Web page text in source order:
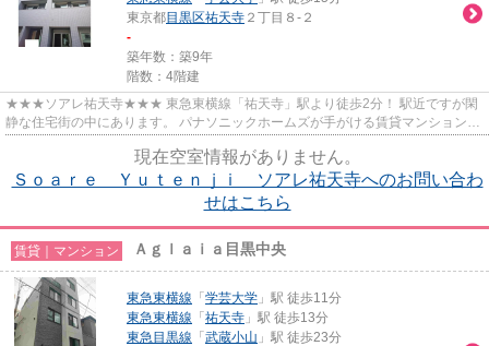
東京都目黒区祐天寺 ２丁目８-２
-
築年数：築9年
階数：4階建
★★★ソアレ祐天寺★★★ 東急東横線「祐天寺」駅より徒歩2分！ 駅近ですが閑
静な住宅街の中にあります。 パナソニックホームズが手がける賃貸マンション♪
現在空室情報がありません。
Ｓｏａｒｅ Ｙｕｔｅｎｊｉ ソアレ祐天寺へのお問い合わ
せはこちら
賃貸｜マンション Ａｇｌａｉａ目黒中央
東急東横線 「 学芸大学 」駅 徒歩11分
東急東横線 「 祐天寺 」駅 徒歩13分
東急目黒線 「 武蔵小山 」駅 徒歩23分